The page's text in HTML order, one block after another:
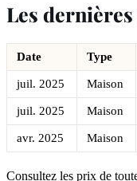
Les
Date Type
juil. 2025 Maison
juil. 2025 Maison
avr. 2025 Maison
Consultez les prix de